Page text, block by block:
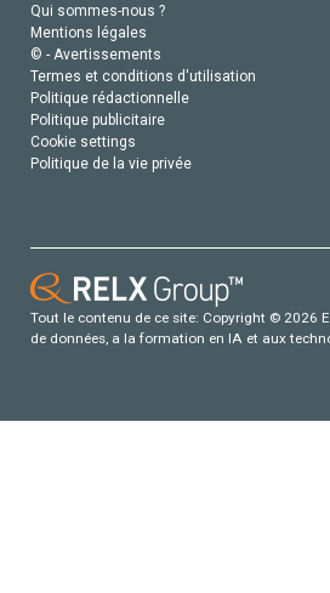
Qui sommes-nous ?
Mentions légales
© - Avertissements
Termes et conditions d'utilisation
Politique rédactionnelle
Politique publicitaire
Cookie settings
Politique de la vie privée
Tout le contenu de ce site: Copyright © 2026
de données, a la formation en IA et aux